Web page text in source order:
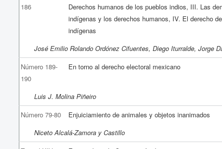
186
Derechos humanos de los pueblos indios, III. Las
indígenas y los derechos humanos, IV. El derecho
indígenas
José Emilio Rolando Ordónez Cifuentes, Diego Iturralde, Jorge
Número 189-
190
En torno al derecho electoral mexicano
Luis J. Molina Piñeiro
Número 79-80
Enjuiciamiento de animales y objetos inanimados
Niceto Alcalá-Zamora y Castillo